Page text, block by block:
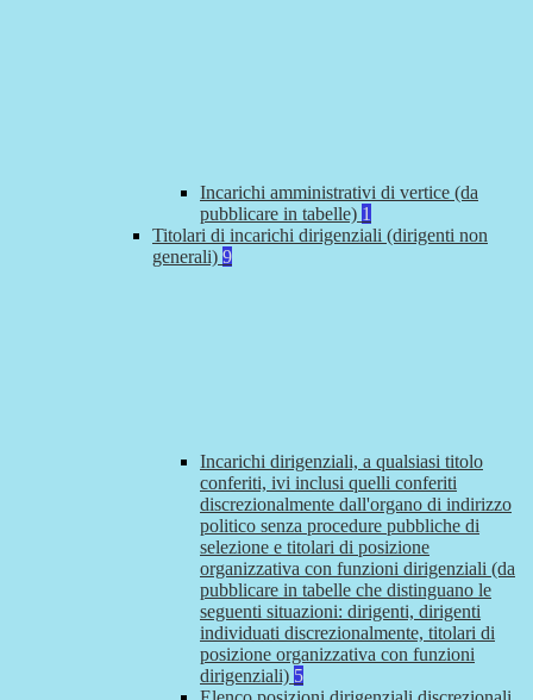
Incarichi amministrativi di vertice (da
pubblicare in tabelle) 1
Titolari di incarichi dirigenziali (dirigenti non
generali) 9
Incarichi dirigenziali, a qualsiasi titolo
conferiti, ivi inclusi quelli conferiti
discrezionalmente dall'organo di indirizzo
politico senza procedure pubbliche di
selezione e titolari di posizione
organizzativa con funzioni dirigenziali (da
pubblicare in tabelle che distinguano le
seguenti situazioni: dirigenti, dirigenti
individuati discrezionalmente, titolari di
posizione organizzativa con funzioni
dirigenziali) 5